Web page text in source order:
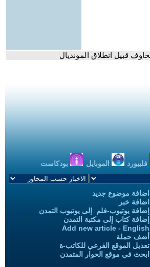
فليبورد الموبايل بودكاست
اضافة موضوع جديد
اضافة خبر
إضافة يوتيوب-فلم إلى يوتيوب التمدن
إضافة كتاب إلى مكتبة التمدن
Add new article - English
أضف حملة
تعديل الموقع الفرعي للكاتب-ة
ابحث في موقع الحوار المتمدن